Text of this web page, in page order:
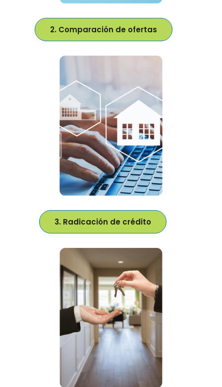
2. Comparación de ofertas
3. Radicación de crédito